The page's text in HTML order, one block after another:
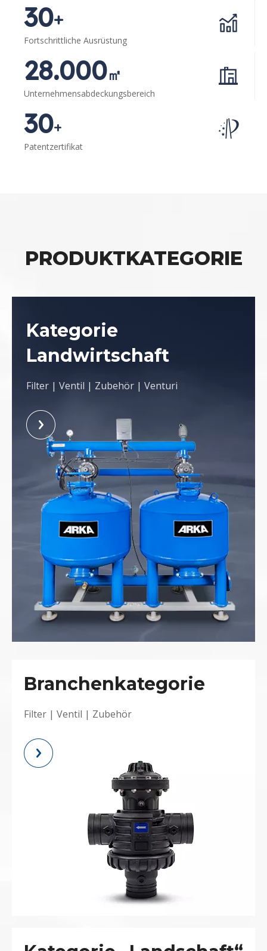
30+
Fortschrittliche Ausrüstung
28.000㎡
Unternehmensabdeckungsbereich
30+
Patentzertifikat
PRODUKTKATEGORIE
Kategorie
Landwirtschaft
Filter | Ventil | Zubehör | Venturi
Branchenkategorie
Filter | Ventil | Zubehör